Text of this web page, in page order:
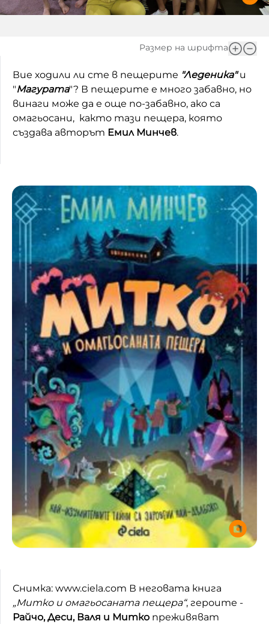
Къщата
Като Айнщайн
Домашен любимец
Питаме Ви
Размер на шрифта
Вие ходили ли сте в пещерите "Леденика"и
"Магурата"? В пещерите е много забавно, но
винаги може да е още по-забавно, ако са
омагьосани, както тази пещера, която
създава авторът Емил Минчев.
Снимка: www.ciela.com В неговата книга
„Митко и омагьосаната пещера“, героите -
Райчо, Деси, Валя и Митко преживяват